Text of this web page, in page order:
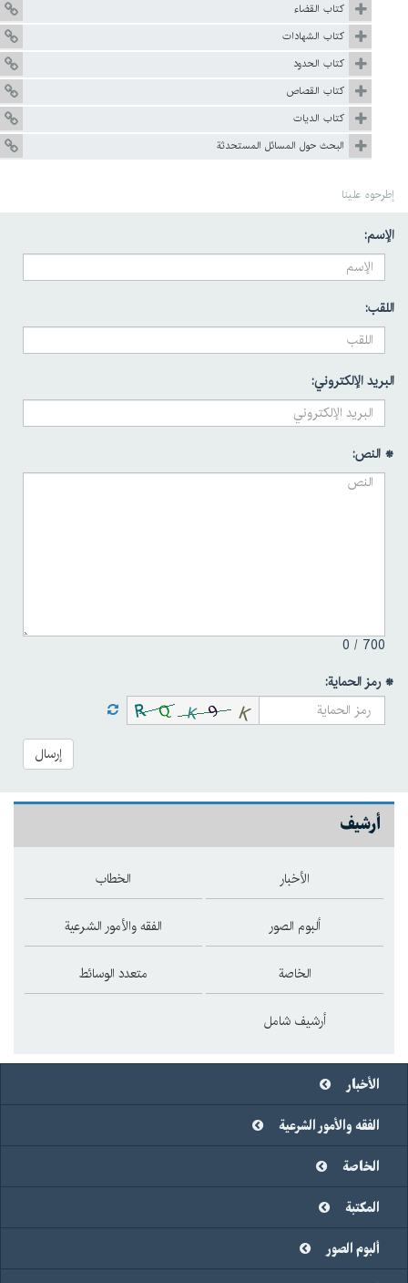
كتاب القضاء
كتاب الشهادات
كتاب الحدود
كتاب القصاص
كتاب الديات
البحث حول المسائل المستحدثة
إطرحوه علينا
الإسم:
اللقب:
البريد الإلكتروني:
* النص:
700 /
0
* رمز الحماية:
إرسال
أرشيف
الأخبار الخطاب
ألبوم الصور الفقه والأمور الشرعية
الخاصة متعدد الوسائط
أرشيف شامل
الأخبار
الفقه والأمور الشرعية
الخاصة
المكتبة
ألبوم الصور